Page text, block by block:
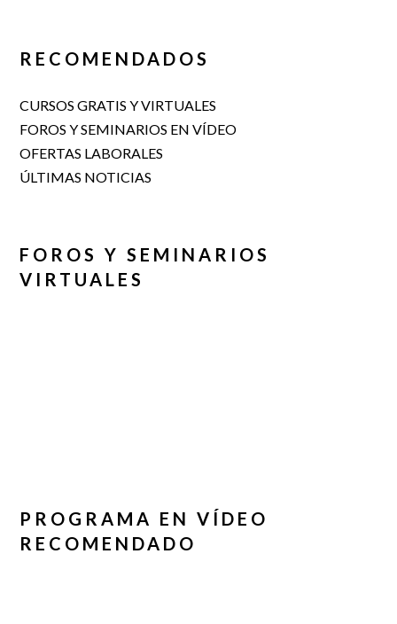
RECOMENDADOS
CURSOS GRATIS Y VIRTUALES
FOROS Y SEMINARIOS EN VÍDEO
OFERTAS LABORALES
ÚLTIMAS NOTICIAS
FOROS Y SEMINARIOS
VIRTUALES
PROGRAMA EN VÍDEO
RECOMENDADO